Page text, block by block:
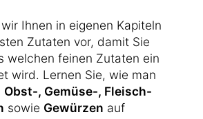
Ihnen in eigenen Kapiteln
Zutaten vor, damit Sie
welchen feinen Zutaten ein
wird. Lernen Sie, wie man
Obst-, Gemüse-, Fleisch-
sowie Gewürzen auf